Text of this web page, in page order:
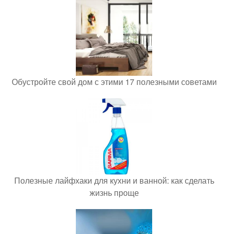
Обустройте свой дом с этими 17 полезными советами
Полезные лайфхаки для кухни и ванной: как сделать
жизнь проще